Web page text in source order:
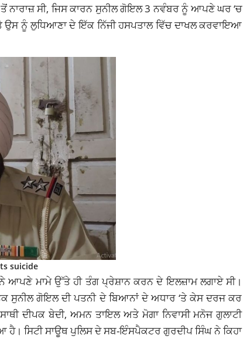
ਸੀ, ਜਿਸ ਕਾਰਨਸੁਨੀਲ ਗੋਇਲ3 ਨਵੰਬਰ ਨੂੰ ਆਪਣੇ ਘਰ ‘ਚ
ਉਸ ਨੂੰਲੁਧਿਆਣਾਦੇ ਇੱਕ ਨਿੱਜੀ ਹਸਪਤਾਲ ਵਿੱਚ ਦਾਖਲ ਕਰਵਾਇਆ
suicide
ਆਪਣੇ ਮਾਮੇ ਉੱਤੇ ਹੀ ਤੰਗ ਪ੍ਰੇਸ਼ਾਨ ਕਰਨ ਦੇ ਇਲਜ਼ਾਮ ਲਗਾਏ ਸੀ।
ਸੁਨੀਲ ਗੋਇਲ ਦੀ ਪਤਨੀ ਦੇ ਬਿਆਨਾਂ ਦੇ ਅਧਾਰ ‘ਤੇ ਕੇਸ ਦਰਜ ਕਰ
ਦੀਪਕ ਬੇਦੀ, ਅਮਨ ਤਾਇਲ ਅਤੇ ਮੋਗਾ ਨਿਵਾਸੀ ਮਨੋਜ ਗੁਲਾਟੀ
ਸਿਟੀ ਸਾਊਥ ਪੁਲਿਸ ਦੇ ਸਬ-ਇੰਸਪੈਕਟਰ ਗੁਰਦੀਪ ਸਿੰਘ ਨੇ ਕਿਹਾ